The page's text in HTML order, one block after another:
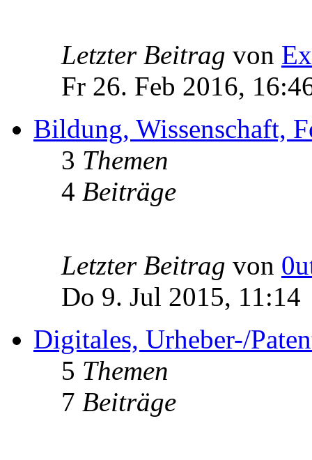
Letzter Beitrag von
Fr 26. Feb 2016,
Bildung, Wissenschaft,
3 Themen
4 Beiträge
Letzter Beitrag von
Do 9. Jul 2015, 11:14
Digitales, Urheber-/
5 Themen
7 Beiträge